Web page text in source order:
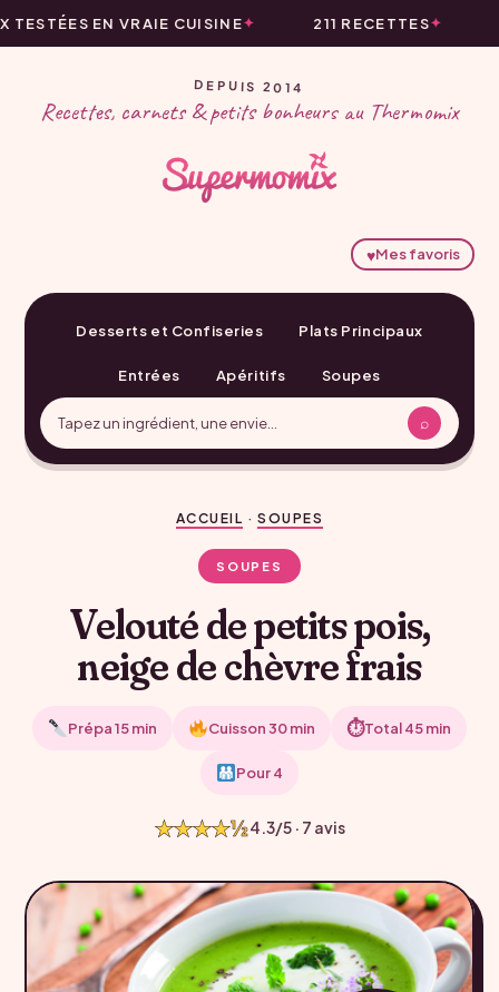
EN VRAIE CUISINE 211 RECETTES
DEPUIS 2014
Recettes, carnets & petits bonheurs au Thermomix
♥Mes favoris
Desserts et Confiseries Plats Principaux
Entrées Apéritifs Soupes
⌕
ACCUEIL ·SOUPES
SOUPES
Velouté de petits pois,
neige de chèvre frais
Prépa 15 min Cuisson 30 min ⏱Total 45 min
Pour 4
★★★★½4.3/5 · 7 avis